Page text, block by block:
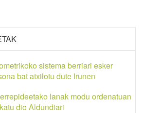
sistema berriari esker
bat atxilotu dute Irunen
lanak modu ordenatuan
dio Aldundiari